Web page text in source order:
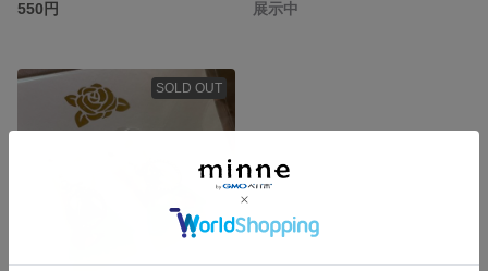
550円 展示中
SOLD OUT